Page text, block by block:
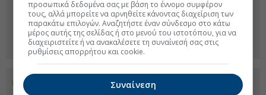
Προσθέστε το euro2day.gr στο Discover
προσωπικά δεδομένα σας με βάση το έννομο συμφέρον
τους, αλλά μπορείτε να αρνηθείτε κάνοντας διαχείριση των
παρακάτω επιλογών. Αναζητήστε έναν σύνδεσμο στο κάτω
μέρος αυτής της σελίδας ή στο μενού του ιστοτόπου, για να
διαχειριστείτε ή να ανακαλέσετε τη συναίνεσή σας στις
ρυθμίσεις απορρήτου και cookie.
Συναίνεση